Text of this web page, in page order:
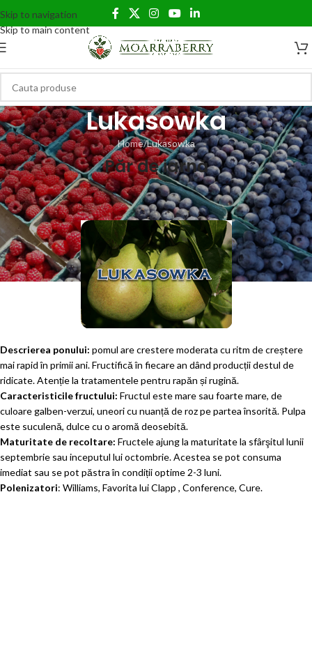
Skip to navigation
Skip to main content
Lukasowka
Home Lukasowka
Păr de iarnă
Descrierea ponului: pomul are crestere moderata cu ritm de creștere
mai rapid în primii ani. Fructifică în fiecare an dând producții destul de
ridicate. Atenție la tratamentele pentru rapăn și rugină.
Caracteristicile fructului: Fructul este mare sau foarte mare, de
culoare galben-verzui, uneori cu nuanță de roz pe partea însorită. Pulpa
este suculenă, dulce cu o aromă deosebită.
Maturitate de recoltare: Fructele ajung la maturitate la sfârşitul lunii
septembrie sau inceputul lui octombrie. Acestea se pot consuma
imediat sau se pot păstra în condiții optime 2-3 luni.
Polenizatori: Williams, Favorita lui Clapp , Conference, Cure.